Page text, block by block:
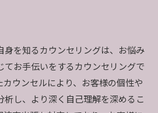
身を知るカウンセリングは、お悩み
てお手伝いをするカウンセリングで
カウンセルにより、お客様の個性や
析し、より深く自己理解を深めるこ